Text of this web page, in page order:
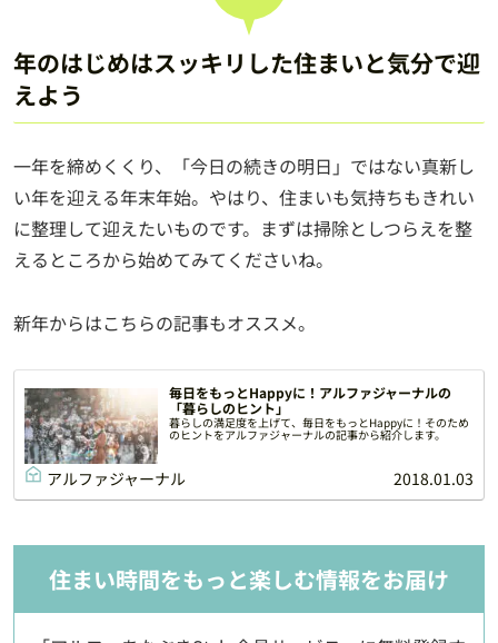
年のはじめはスッキリした住まいと気分で迎
えよう
一年を締めくくり、「今日の続きの明日」ではない真新し
い年を迎える年末年始。やはり、住まいも気持ちもきれい
に整理して迎えたいものです。まずは掃除としつらえを整
えるところから始めてみてくださいね。
新年からはこちらの記事もオススメ。
毎日をもっとHappyに！アルファジャーナルの
「暮らしのヒント」
暮らしの満足度を上げて、毎日をもっとHappyに！そのため
のヒントをアルファジャーナルの記事から紹介します。
アルファジャーナル 2018.01.03
住まい時間をもっと楽しむ情報をお届け